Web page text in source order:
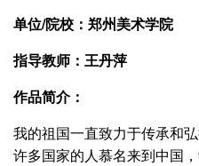
单位/院校：郑州美术学院
指导教师：王丹萍
作品简介：
我的祖国一直致力于传承和
许多国家的人慕名来到中国